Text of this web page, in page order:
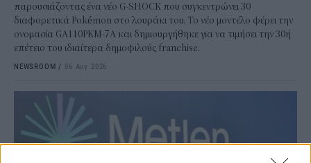
παρουσιάζοντας ένα νέο G-SHOCK που συγκεντρώνει 30
διαφορετικά Pokémon στο λουράκι του. Το νέο μοντέλο φέρει την
ονομασία GA110PKM-7A και δημιουργήθηκε για να τιμήσει την 30ή
επέτειο του ιδιαίτερα δημοφιλούς franchise.
NEWSROOM / 06 Αυγ 2026